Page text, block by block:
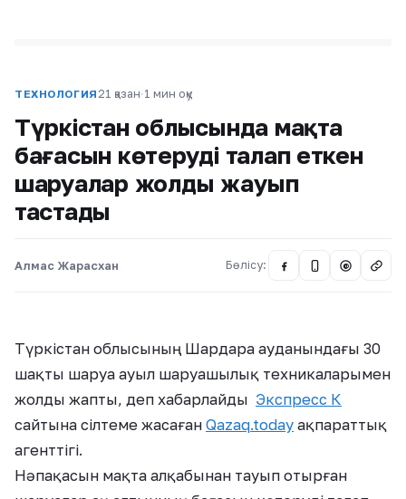
ТЕХНОЛОГИЯ 21 қазан·1 мин оқу
Түркістан облысында мақта
бағасын көтеруді талап еткен
шаруалар жолды жауып
тастады
Алмас Жарасхан Бөлісу: @
Түркістан облысының Шардара ауданындағы 30
шақты шаруа ауыл шаруашылық техникаларымен
жолды жапты, деп хабарлайды Экспресс К
сайтына сілтеме жасаған Qazaq.today ақпараттық
агенттігі.
Нәпақасын мақта алқабынан тауып отырған